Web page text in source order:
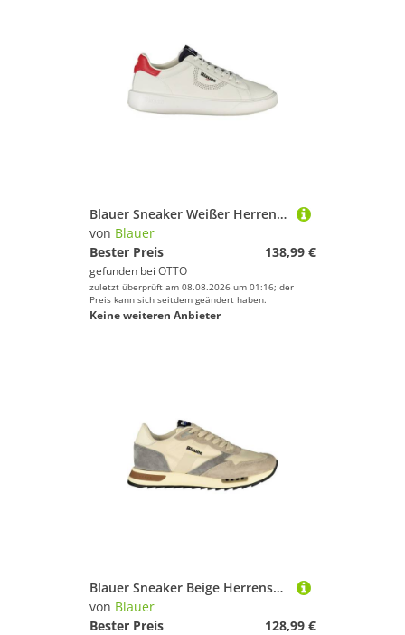
Blauer Sneaker Weißer Herrensportschuh mit kontrastierenden
von Blauer
Bester Preis
138,99 €
gefunden bei OTTO
zuletzt überprüft am 08.08.2026 um 01:16; der
Preis kann sich seitdem geändert haben.
Keine weiteren Anbieter
Blauer Sneaker Beige Herrensportschuhe mit Kontrasten &
von Blauer
Bester Preis
128,99 €